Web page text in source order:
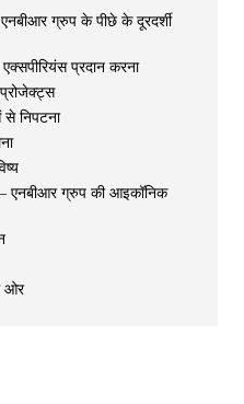
ग्रुप के पीछे के दूरदर्शी
प्रदान करना
से निपटना
एनबीआर ग्रुप की आइकॉनिक
ओर